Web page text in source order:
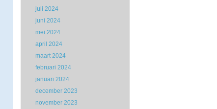
juli 2024
juni 2024
mei 2024
april 2024
maart 2024
februari 2024
januari 2024
december 2023
november 2023